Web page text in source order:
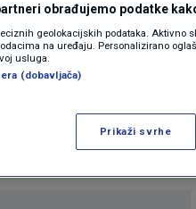
objasniti razliku
su proizvod okoline u
obrađujemo podatke
geolokacijskih podataka. Aktivno
na uređaju. Personalizirano
usluga.
(dobavljača)
Prikaži svrhe